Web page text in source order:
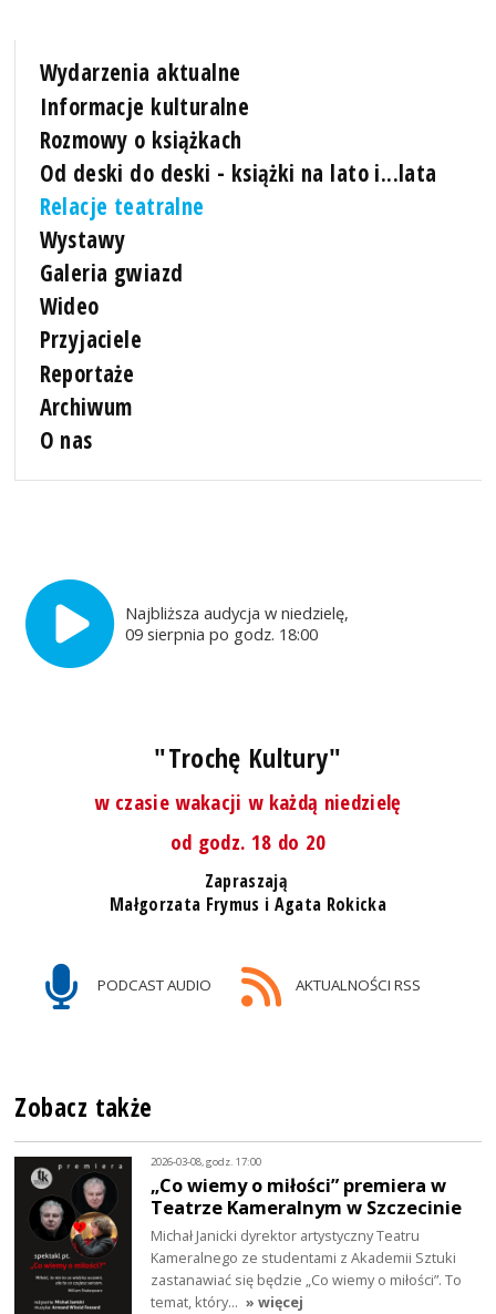
Wydarzenia aktualne
Informacje kulturalne
Rozmowy o książkach
Od deski do deski - książki na lato i...lata
Relacje teatralne
Wystawy
Galeria gwiazd
Wideo
Przyjaciele
Reportaże
Archiwum
O nas
Najbliższa audycja w niedzielę,
09 sierpnia po godz. 18:00
"Trochę Kultury"
w czasie wakacji w każdą niedzielę
od godz. 18 do 20
Zapraszają
Małgorzata Frymus i Agata Rokicka
PODCAST AUDIO AKTUALNOŚCI RSS
Zobacz także
2026-03-08, godz. 17:00
„Co wiemy o miłości” premiera w
Teatrze Kameralnym w Szczecinie
Michał Janicki dyrektor artystyczny Teatru
Kameralnego ze studentami z Akademii Sztuki
zastanawiać się będzie „Co wiemy o miłości”. To
temat, który… » więcej